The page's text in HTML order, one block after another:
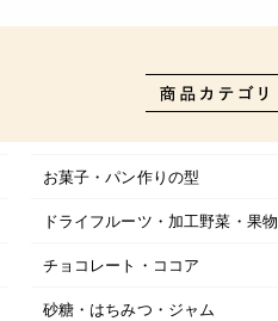
お菓子・パン作りの型
ドライフルーツ・加工野菜・果物
チョコレート・ココア
砂糖・はちみつ・ジャム